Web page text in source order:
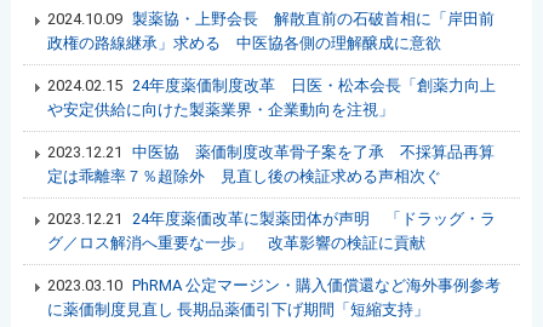
2024.10.09 製薬協・上野会長 解散直前の石破首相に「岸田前
政権の路線継承」求める 中医協各側の理解醸成に意欲
2024.02.15 24年度薬価制度改革 日医・松本会長「創薬力向上
や安定供給に向けた製薬業界・企業動向を注視」
2023.12.21
中医協 薬価制度改革骨子案を了承 不採算品再算
定は乖離率７％超除外 見直し後の検証求める声相次ぐ
2023.12.21
24年度薬価改革に製薬団体が声明 「ドラッグ・ラ
グ／ロス解消へ重要な一歩」 改革影響の検証に貢献
2023.03.10 PhRMA 公定マージン・購入価償還など海外事例参考
に薬価制度見直し 長期品薬価引下げ期間「短縮支持」